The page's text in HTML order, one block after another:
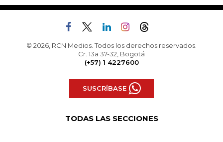
© 2026, RCN Medios. Todos los derechos reservados.
Cr. 13a 37-32, Bogotá
(+57) 1 4227600
SUSCRÍBASE
TODAS LAS SECCIONES